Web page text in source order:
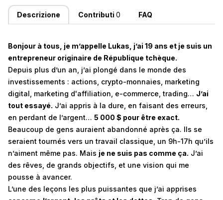
Descrizione Contributi 0 FAQ
Bonjour à tous, je m’appelle Lukas, j’ai 19 ans et je suis un
entrepreneur originaire de République tchèque.
Depuis plus d’un an, j’ai plongé dans le monde des
investissements : actions, crypto-monnaies, marketing
digital, marketing d'affiliation, e-commerce, trading… J’ai
tout essayé. J’ai appris à la dure, en faisant des erreurs,
en perdant de l’argent… 5 000 $ pour être exact.
Beaucoup de gens auraient abandonné après ça. Ils se
seraient tournés vers un travail classique, un 9h-17h qu’ils
n’aiment même pas. Mais je ne suis pas comme ça. J’ai
des rêves, de grands objectifs, et une vision qui me
pousse à avancer.
L’une des leçons les plus puissantes que j’ai apprises